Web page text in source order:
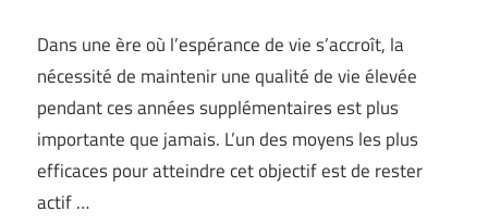
Dans une ère où l’espérance de vie s’accroît, la
nécessité de maintenir une qualité de vie élevée
pendant ces années supplémentaires est plus
importante que jamais. L’un des moyens les plus
efficaces pour atteindre cet objectif est de rester
actif …